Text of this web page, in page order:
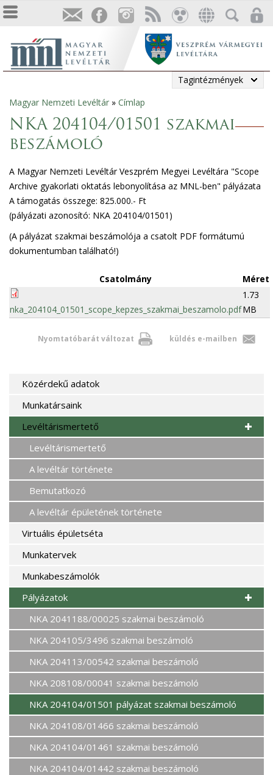
Tagintézmények
Jelenlegi
hely
Magyar Nemzeti Levéltár » Címlap
NKA 204104/01501 szakmai
beszámoló
A Magyar Nemzeti Levéltár Veszprém Megyei Levéltára "Scope
Archive gyakorlati oktatás lebonyolítása az MNL-ben" pályázata
A támogatás összege: 825.000.- Ft
(pályázati azonosító: NKA 204104/01501)
(A pályázat szakmai beszámolója a csatolt PDF formátumú
dokumentumban található!)
Csatolmány Méret
nka_204104_01501_scope_kepzes_szakmai_beszamolo.pdf
1.73
MB
Nyomtatóbarát változat küldés e-mailben
Közérdekű adatok
Munkatársaink
Levéltárismertető
Levéltárismertető
A levéltár története
Bemutatkozó
A levéltár épületének története
Virtuális épületséta
Munkatervek
Munkabeszámolók
Pályázatok
NKA 2041188/00025 szakmai beszámoló
NKA 204105/3496 szakmai beszámoló
NKA 204113/00542 szakmai beszámoló
NKA 208108/00041 szakmai beszámoló
NKA 204104/01501 pályázat szakmai beszámoló
NKA 204108/01466 szakmai beszámoló
NKA 204104/01461 szakmai beszámoló
NKA 204104/01442 szakmai beszámoló